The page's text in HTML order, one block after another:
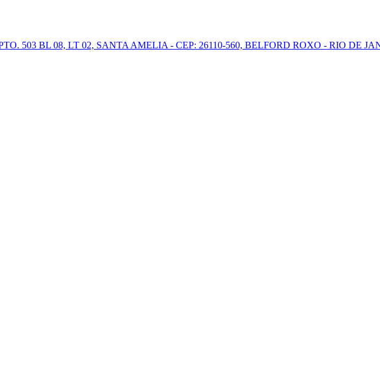
503 BL 08, LT 02, SANTA AMELIA - CEP: 26110-560, BELFORD ROXO - RIO DE